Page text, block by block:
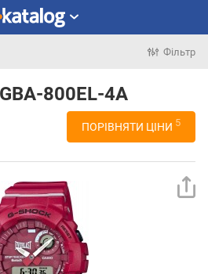
Фільтр
800EL-4A
ПОРІВНЯТИ ЦІНИ 5